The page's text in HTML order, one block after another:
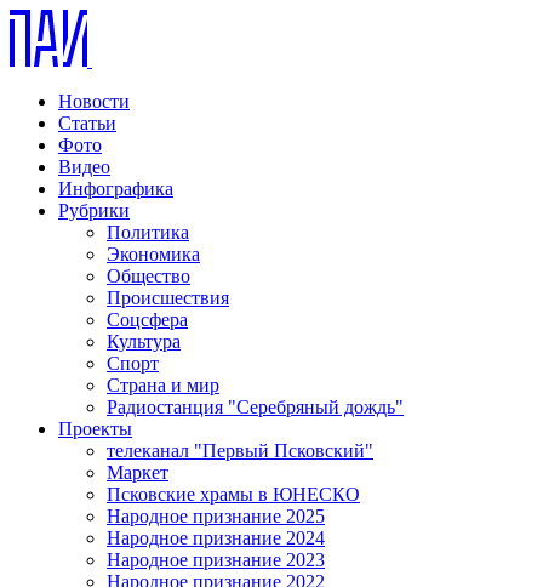
Новости
Статьи
Фото
Видео
Инфографика
Рубрики
Политика
Экономика
Общество
Происшествия
Соцсфера
Культура
Спорт
Страна и мир
Радиостанция "Серебряный дождь"
Проекты
телеканал "Первый Псковский"
Маркет
Псковские храмы в ЮНЕСКО
Народное признание 2025
Народное признание 2024
Народное признание 2023
Народное признание 2022